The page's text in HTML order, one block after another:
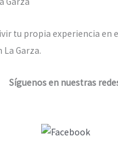
tu propia experiencia en
Garza.
Síguenos en nuestras